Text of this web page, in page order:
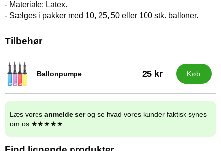
- Materiale: Latex.
- Sælges i pakker med 10, 25, 50 eller 100 stk. balloner.
Tilbehør
Ballonpumpe
Varenr 9838 25 kr Køb
Læs vores anmeldelserog se hvad vores kunder faktisk synes
om os ★★★★★